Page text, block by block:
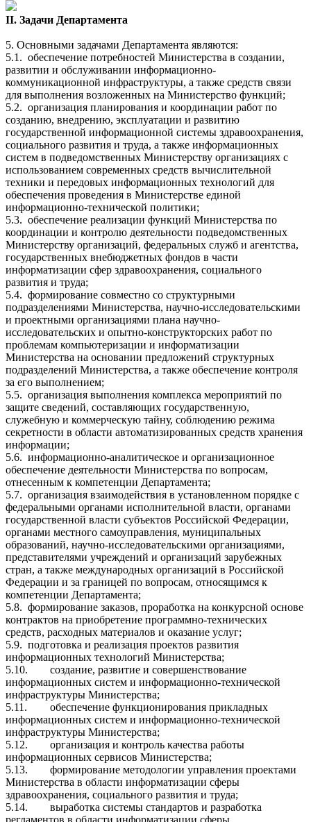
II. Задачи Департамента
5. Основными задачами Департамента являются:
5.1. обеспечение потребностей Министерства в создании,
развитии и обслуживании информационно-
коммуникационной инфраструктуры, а также средств связи
для выполнения возложенных на Министерство функций;
5.2. организация планирования и координации работ по
созданию, внедрению, эксплуатации и развитию
государственной информационной системы здравоохранения,
социального развития и труда, а также информационных
систем в подведомственных Министерству организациях с
использованием современных средств вычислительной
техники и передовых информационных технологий для
обеспечения проведения в Министерстве единой
информационно-технической политики;
5.3. обеспечение реализации функций Министерства по
координации и контролю деятельности подведомственных
Министерству организаций, федеральных служб и агентства,
государственных внебюджетных фондов в части
информатизации сфер здравоохранения, социального
развития и труда;
5.4. формирование совместно со структурными
подразделениями Министерства, научно-исследовательскими
и проектными организациями плана научно-
исследовательских и опытно-конструкторских работ по
проблемам компьютеризации и информатизации
Министерства на основании предложений структурных
подразделений Министерства, а также обеспечение контроля
за его выполнением;
5.5. организация выполнения комплекса мероприятий по
защите сведений, составляющих государственную,
служебную и коммерческую тайну, соблюдению режима
секретности в области автоматизированных средств хранения
информации;
5.6. информационно-аналитическое и организационное
обеспечение деятельности Министерства по вопросам,
отнесенным к компетенции Департамента;
5.7. организация взаимодействия в установленном порядке с
федеральными органами исполнительной власти, органами
государственной власти субъектов Российской Федерации,
органами местного самоуправления, муниципальных
образований, научно-исследовательскими организациями,
представителями учреждений и организаций зарубежных
стран, а также международных организаций в Российской
Федерации и за границей по вопросам, относящимся к
компетенции Департамента;
5.8. формирование заказов, проработка на конкурсной основе
контрактов на приобретение программно-технических
средств, расходных материалов и оказание услуг;
5.9. подготовка и реализация проектов развития
информационных технологий Министерства;
5.10.
создание, развитие и совершенствование
информационных систем и информационно-технической
инфраструктуры Министерства;
5.11.
обеспечение функционирования прикладных
информационных систем и информационно-технической
инфраструктуры Министерства;
5.12.
организация и контроль качества работы
информационных сервисов Министерства;
5.13.
формирование методологии управления проектами
Министерства в области информатизации сферы
здравоохранения, социального развития и труда;
5.14.
выработка системы стандартов и разработка
регламентов в области информатизации сферы